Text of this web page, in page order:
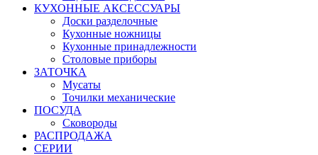
КУХОННЫЕ АКСЕССУАРЫ
Доски разделочные
Кухонные ножницы
Кухонные принадлежности
Столовые приборы
ЗАТОЧКА
Мусаты
Точилки механические
ПОСУДА
Сковороды
РАСПРОДАЖА
СЕРИИ